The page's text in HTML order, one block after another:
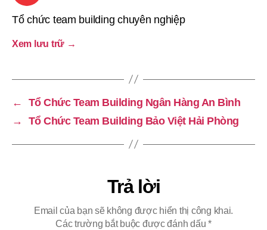
Tổ chức team building chuyên nghiệp
Xem lưu trữ →
←
Tổ Chức Team Building Ngân Hàng An Bình
→
Tổ Chức Team Building Bảo Việt Hải Phòng
Trả lời
Email của bạn sẽ không được hiển thị công khai.
Các trường bắt buộc được đánh dấu*